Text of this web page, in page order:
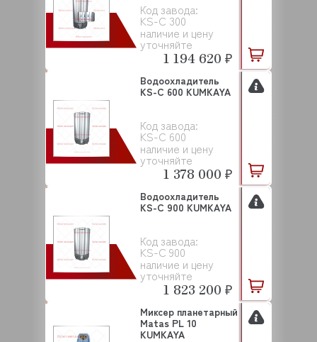
Код завода:
KS-C 300
наличие и цену
уточняйте
1 194 620 ₽
Код завода:
KS-C 600
наличие и цену
уточняйте
Водоохладитель
KS-C 600 KUMKAYA
1 378 000 ₽
Код завода:
KS-C 900
наличие и цену
уточняйте
Водоохладитель
KS-C 900 KUMKAYA
1 823 200 ₽
Миксер планетарный
Matas PL 10
KUMKAYA